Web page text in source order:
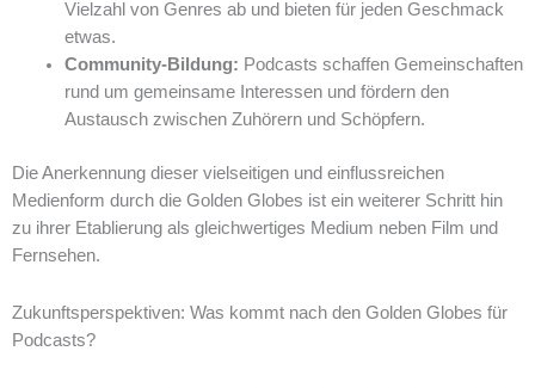
Vielzahl von Genres ab und bieten für jeden Geschmack
etwas.
Community-Bildung: Podcasts schaffen Gemeinschaften
rund um gemeinsame Interessen und fördern den
Austausch zwischen Zuhörern und Schöpfern.
Die Anerkennung dieser vielseitigen und einflussreichen
Medienform durch die Golden Globes ist ein weiterer Schritt hin
zu ihrer Etablierung als gleichwertiges Medium neben Film und
Fernsehen.
Zukunftsperspektiven: Was kommt nach den Golden Globes für
Podcasts?